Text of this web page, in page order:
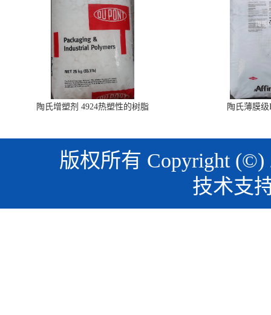
陶氏增塑剂 4924热塑性的树脂 陶氏薄膜级
版权所有 Copyright
技术支